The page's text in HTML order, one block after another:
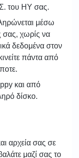
του ΗΥ σας.
μέσω
σας, χωρίς να
δεδομένα στον
πάντα από
και από
δίσκο.
αρχεία σας σε
μαζί σας το